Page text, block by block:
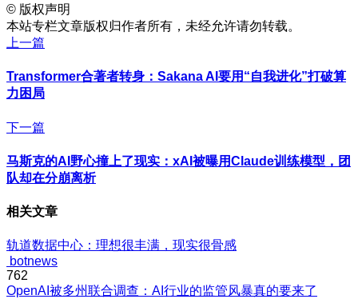
© 版权声明
本站专栏文章版权归作者所有，未经允许请勿转载。
上一篇
Transformer合著者转身：Sakana AI要用“自我进化”打破算
力困局
下一篇
马斯克的AI野心撞上了现实：xAI被曝用Claude训练模型，团
队却在分崩离析
相关文章
轨道数据中心：理想很丰满，现实很骨感
botnews
762
OpenAI被多州联合调查：AI行业的监管风暴真的要来了